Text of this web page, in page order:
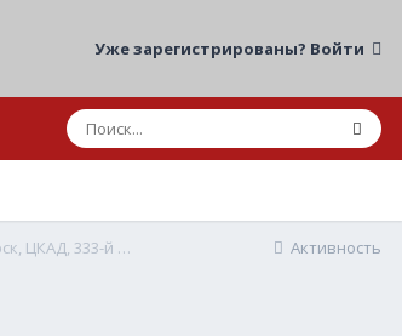
Уже зарегистрированы? Войти
Активность
СТАТИСТИКА: 18.05.2026 23:00 ДТП, мот/авто, МО, Солнечногорск, ЦКАД, 333-й км.